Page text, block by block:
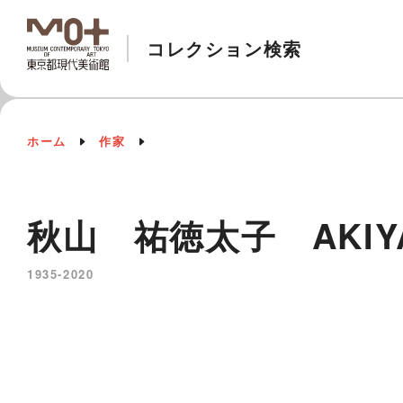
コレクション検索
ホーム 作家
秋山 祐徳太子
1935-2020